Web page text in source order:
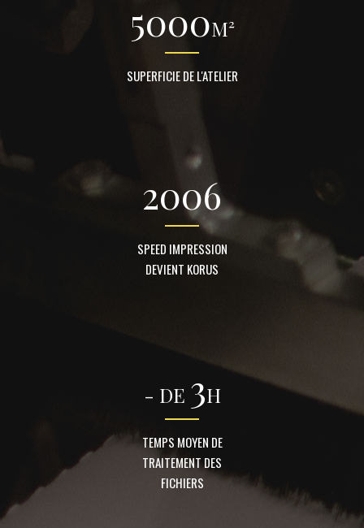
5000M²
SUPERFICIE DE L'ATELIER
2006
SPEED IMPRESSION
DEVIENT KORUS
- DE 3H
TEMPS MOYEN DE
TRAITEMENT DES
FICHIERS